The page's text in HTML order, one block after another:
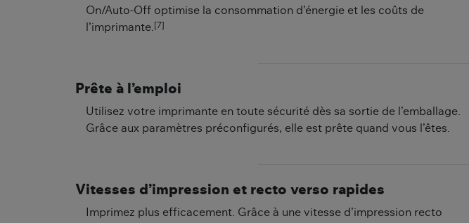
On/Auto-Off optimise la consommation d’énergie et les coûts de
l’imprimante.
[7]
Prête à l’emploi
Utilisez votre imprimante en toute sécurité dès sa sortie de l’emballage.
Grâce aux paramètres préconfigurés, elle est prête quand vous l’êtes.
Vitesses d’impression et recto verso rapides
Imprimez plus efficacement. Grâce à une vitesse d’impression recto